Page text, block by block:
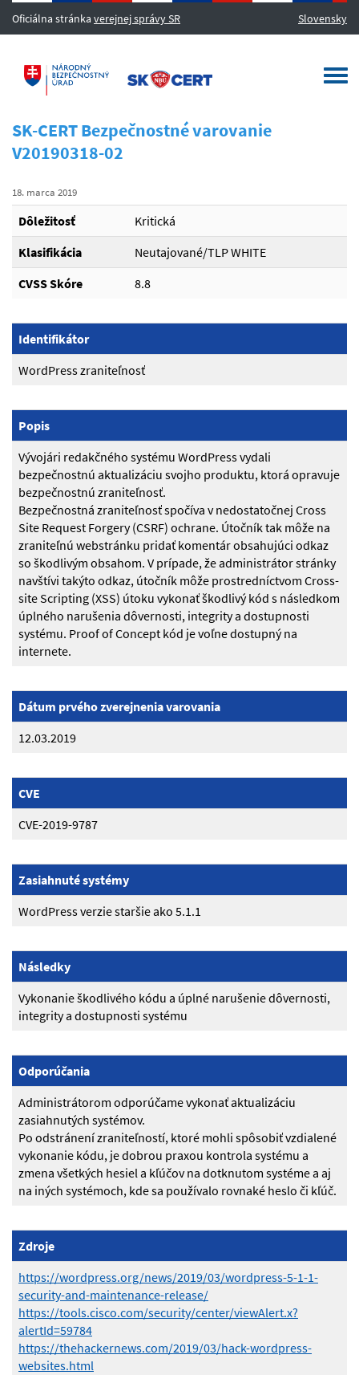
Oficiálna stránka verejnej správy SR Slovensky
SK-CERT Bezpečnostné varovanie
V20190318-02
18. marca 2019
Dôležitosť
Kritická
Klasifikácia
Neutajované/TLP WHITE
CVSS Skóre
8.8
Identifikátor
WordPress zraniteľnosť
Popis
Vývojári redakčného systému WordPress vydali
bezpečnostnú aktualizáciu svojho produktu, ktorá opravuje
bezpečnostnú zraniteľnosť.
Bezpečnostná zraniteľnosť spočíva v nedostatočnej Cross
Site Request Forgery (CSRF) ochrane. Útočník tak môže na
zraniteľnú webstránku pridať komentár obsahujúci odkaz
so škodlivým obsahom. V prípade, že administrátor stránky
navštívi takýto odkaz, útočník môže prostredníctvom Cross-
site Scripting (XSS) útoku vykonať škodlivý kód s následkom
úplného narušenia dôvernosti, integrity a dostupnosti
systému. Proof of Concept kód je voľne dostupný na
internete.
Dátum prvého zverejnenia varovania
12.03.2019
CVE
CVE-2019-9787
Zasiahnuté systémy
WordPress verzie staršie ako 5.1.1
Následky
Vykonanie škodlivého kódu a úplné narušenie dôvernosti,
integrity a dostupnosti systému
Odporúčania
Administrátorom odporúčame vykonať aktualizáciu
zasiahnutých systémov.
Po odstránení zraniteľností, ktoré mohli spôsobiť vzdialené
vykonanie kódu, je dobrou praxou kontrola systému a
zmena všetkých hesiel a kľúčov na dotknutom systéme a aj
na iných systémoch, kde sa používalo rovnaké heslo či kľúč.
Zdroje
https://wordpress.org/news/2019/03/wordpress-5-1-1-
security-and-maintenance-release/
https://tools.cisco.com/security/center/viewAlert.x?
alertId=59784
https://thehackernews.com/2019/03/hack-wordpress-
websites.html